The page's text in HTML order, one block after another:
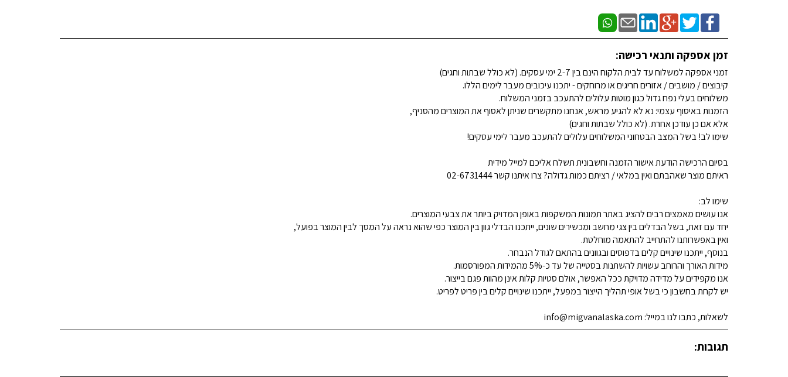
זמן אספקה ותנאי רכישה:
זמני אספקה למשלוח עד לבית הלקוח הינם בין 2-7 ימי עסקים. (לא כולל שבתות וחגים)
קיבוצים / מושבים / אזורים חריגים או מרוחקים - יתכנו עיכובים מעבר לימים הללו.
משלוחים בעלי נפח גדול כגון מוטות עלולים להתעכב בזמני המשלוח.
הזמנות באיסוף עצמי: נא לא להגיע מראש, אנחנו מתקשרים שניתן לאסוף את המוצרים מהסניף,
אלא אם כן עודכן אחרת. (לא כולל שבתות וחגים)
שימו לב! בשל המצב הבטחוני המשלוחים עלולים להתעכב מעבר לימי עסקים!
בסיום הרכישה הודעת אישור הזמנה וחשבונית תשלח אליכם למייל מידית
ראיתם מוצר שאהבתם ואין במלאי / רציתם כמות גדולה? צרו איתנו קשר 02-6731444
שימו לב:
אנו עושים מאמצים רבים להציג באתר תמונות המשקפות באופן המדויק ביותר את צבעי המוצרים.
יחד עם זאת, בשל הבדלים בין צגי מחשב ומכשירים שונים, ייתכנו הבדלי גוון בין המוצר כפי שהוא נראה על המסך לבין המוצר בפועל,
ואין באפשרותנו להתחייב להתאמה מוחלטת.
בנוסף, ייתכנו שינויים קלים בדפוסים ובגוונים בהתאם לגודל הנבחר.
מידות האורך והרוחב עשויות להשתנות בסטייה של עד כ-5% מהמידות המפורסמות.
אנו מקפידים על מדידה מדויקת ככל האפשר, אולם סטיות קלות אינן מהוות פגם בייצור.
יש לקחת בחשבון כי בשל אופי תהליך הייצור במפעל, ייתכנו שינויים קלים בין פריט לפריט.
לשאלות, כתבו לנו במייל: info@migvanalaska.com
תגובות: